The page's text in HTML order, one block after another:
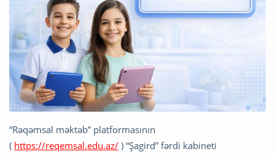
“Rəqəmsal məktəb” platformasının
( https://reqemsal.edu.az/ ) “Şagird” fərdi kabineti